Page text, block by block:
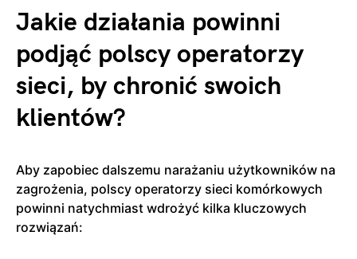
Jakie działania powinni
podjąć polscy operatorzy
sieci, by chronić swoich
klientów?
Aby zapobiec dalszemu narażaniu użytkowników na
zagrożenia, polscy operatorzy sieci komórkowych
powinni natychmiast wdrożyć kilka kluczowych
rozwiązań: